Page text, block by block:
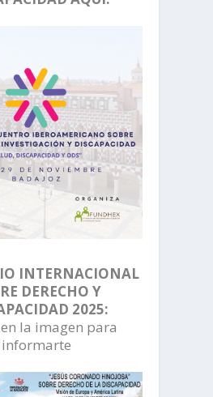
INTERNACIONAL
DERECHO Y
2025:
la imagen para
informarte